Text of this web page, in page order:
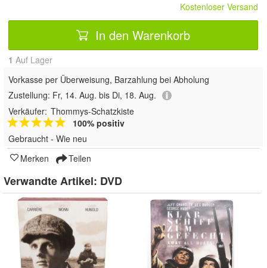
Kostenloser Versand
In den Warenkorb
1 Auf Lager
Vorkasse per Überweisung, Barzahlung bei Abholung
Zustellung: Fr, 14. Aug. bis Di, 18. Aug.
Verkäufer: Thommys-Schatzkiste
100% positiv
Gebraucht - Wie neu
Merken
Teilen
Verwandte Artikel: DVD